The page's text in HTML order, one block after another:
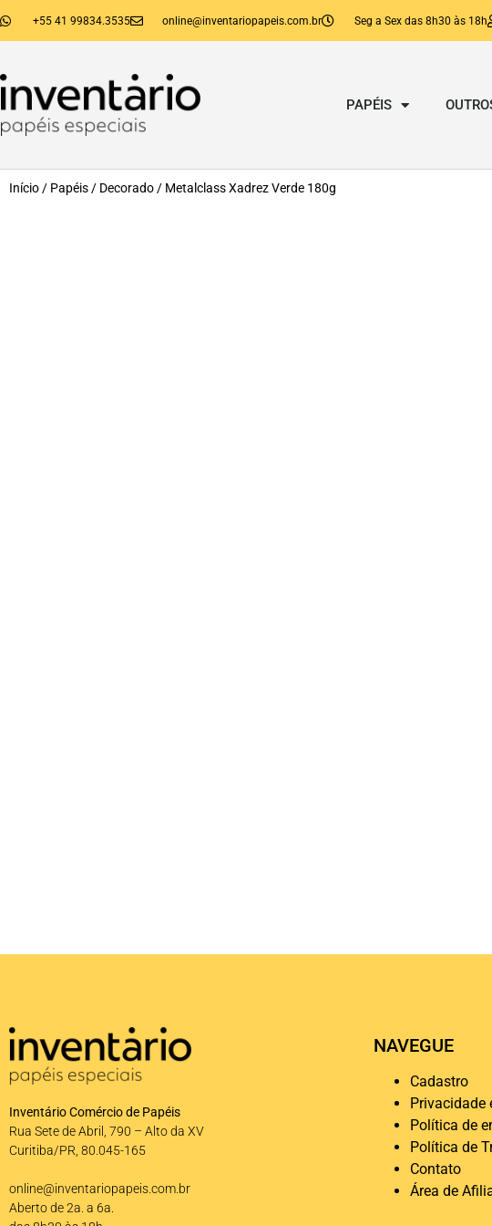
+55 41 99834.3535 online@inventariopapeis.com.br Seg a Sex das 8h30 às 18h
PAPÉIS
Início / Papéis / Decorado / Metalclass Xadrez Verde 180g
Inventário Comércio de Papéis
Rua Sete de Abril, 790 – Alto da XV
Curitiba/PR, 80.045-165
online@inventariopapeis.com.br
Aberto de 2a. a 6a.
NAVEGUE
Cadastro
Privacidade
Política de
Política de
Contato
Área de